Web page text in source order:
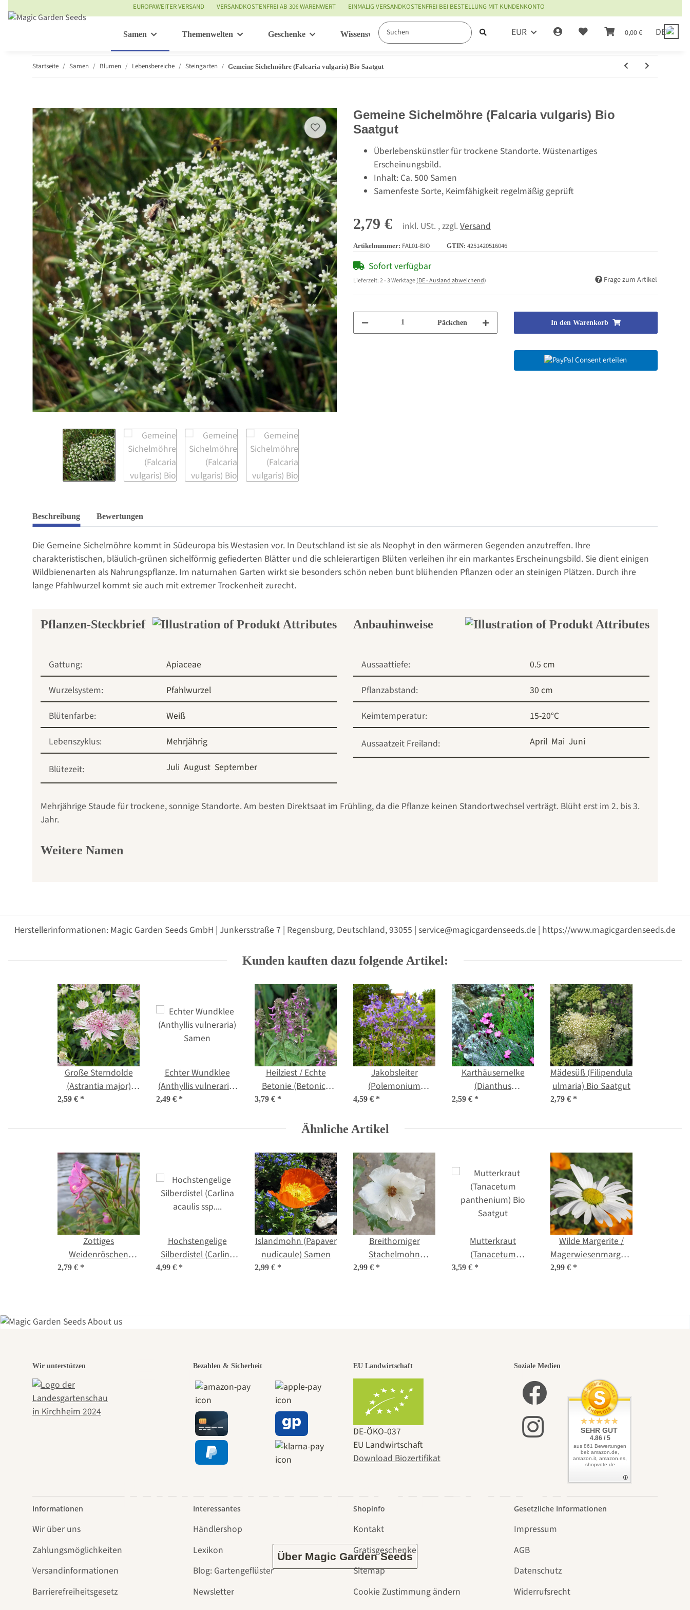
EUROPAWEITER VERSAND VERSANDKOSTENFREI AB 30€ WARENWERT EINMALIG VERSANDKOSTENFREI BEI BESTELLUNG MIT KUNDENKONTO
EUR 0,00 € DE
Samen Themenwelten Geschenke Wissenswertes
Startseite Samen Blumen Lebensbereiche Steingarten Gemeine Sichelmöhre (Falcaria vulgaris) Bio Saatgut
Gemeine Sichelmöhre (Falcaria vulgaris) Bio
Saatgut
Überlebenskünstler für trockene Standorte. Wüstenartiges
Erscheinungsbild.
Inhalt: Ca. 500 Samen
Samenfeste Sorte, Keimfähigkeit regelmäßig geprüft
2,79 € inkl. USt. , zzgl. Versand
Artikelnummer: FAL01-BIO GTIN: 4251420516046
Sofort verfügbar
Lieferzeit:2 - 3 Werktage(DE - Ausland abweichend) Frage zum Artikel
Päckchen In den Warenkorb
Consent erteilen
Beschreibung Bewertungen
Die Gemeine Sichelmöhre kommt in Südeuropa bis Westasien vor. In Deutschland ist sie als Neophyt in den wärmeren Gegenden anzutreffen. Ihre
charakteristischen, bläulich-grünen sichelförmig gefiederten Blätter und die schleierartigen Blüten verleihen ihr ein markantes Erscheinungsbild. Sie dient einigen
Wildbienenarten als Nahrungspflanze. Im naturnahen Garten wirkt sie besonders schön neben bunt blühenden Pflanzen oder an steinigen Plätzen. Durch ihre
lange Pfahlwurzel kommt sie auch mit extremer Trockenheit zurecht.
Pflanzen-Steckbrief
Gattung:
Apiaceae
Wurzelsystem:
Pfahlwurzel
Blütenfarbe:
Weiß
Lebenszyklus:
Mehrjährig
Blütezeit: Juli August September
Anbauhinweise
Aussaattiefe:
0.5 cm
Pflanzabstand:
30 cm
Keimtemperatur:
15-20°C
Aussaatzeit Freiland: April Mai Juni
Mehrjährige Staude für trockene, sonnige Standorte. Am besten Direktsaat im Frühling, da die Pflanze keinen Standortwechsel verträgt. Blüht erst im 2. bis 3.
Jahr.
Weitere Namen
Herstellerinformationen: Magic Garden Seeds GmbH | Junkersstraße 7 | Regensburg, Deutschland, 93055 | service@magicgardenseeds.de | https://www.magicgardenseeds.de
Kunden kauften dazu folgende Artikel:
Große Sterndolde
(Astrantia major)
2,59 € *
Echter Wundklee
(Anthyllis vulneraria)
2,49 € *
Heilziest / Echte
Betonie (Betonica
officinalis) Bio
3,79 € *
Jakobsleiter
(Polemonium
caerulum) Bio
4,59 € *
Karthäusernelke
(Dianthus
carthusianorum) Bio
2,59 € *
Mädesüß (Filipendula
ulmaria) Bio Saatgut
2,79 € *
Ähnliche Artikel
Zottiges
Weidenröschen
(Epilobium hirsutum)
2,79 € *
Hochstengelige
Silberdistel (Carlina
acaulis ssp.
4,99 € *
Islandmohn (Papaver
nudicaule) Samen
2,99 € *
Breithorniger
Stachelmohn
(Argemone
2,99 € *
Mutterkraut
(Tanacetum
panthenium) Bio
3,59 € *
Wilde Margerite /
Magerwiesenmargerite
(Leucanthemum
2,99 € *
Einer der schönsten
Wege zu uns selbst
führt durch den Garten
Über Magic Garden Seeds
Wir unterstützen Bezahlen & Sicherheit EU Landwirtschaft
DE‑ÖKO‑037
EU Landwirtschaft
Download Biozertifikat
Soziale Medien
SEHR GUT
4.86 / 5
aus 861 Bewertungen
bei: amazon.de,
amazon.it, amazon.es,
shopvote.de
Informationen
Wir über uns
Zahlungsmöglichkeiten
Versandinformationen
Barrierefreiheitsgesetz
Interessantes
Händlershop
Lexikon
Blog: Gartengeflüster
Newsletter
Shopinfo
Kontakt
Gratisgeschenke
Sitemap
Cookie Zustimmung ändern
Gesetzliche Informationen
Impressum
AGB
Datenschutz
Widerrufsrecht